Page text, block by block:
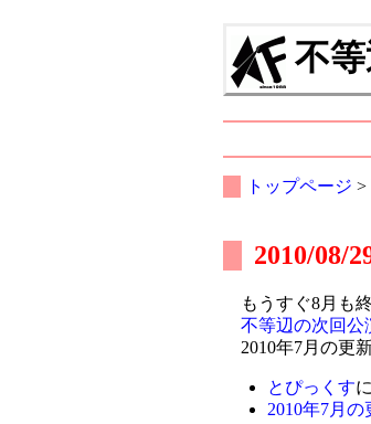
不等
トップページ >
2010/08/
もうすぐ8月も
不等辺の次回公
2010年7月の更
とぴっくす
2010年7月の